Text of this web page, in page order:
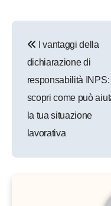
articoli
I vantaggi della
dichiarazione di
responsabilità INPS:
scopri come può
la tua situazione
lavorativa